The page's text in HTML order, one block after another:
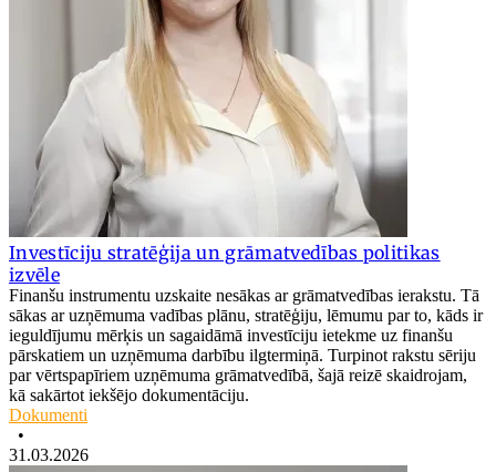
Investīciju stratēģija un grāmatvedības politikas
izvēle
Finanšu instrumentu uzskaite nesākas ar grāmatvedības ierakstu. Tā
sākas ar uzņēmuma vadības plānu, stratēģiju, lēmumu par to, kāds ir
ieguldījumu mērķis un sagaidāmā investīciju ietekme uz finanšu
pārskatiem un uzņēmuma darbību ilgtermiņā. Turpinot rakstu sēriju
par vērtspapīriem uzņēmuma grāmatvedībā, šajā reizē skaidrojam,
kā sakārtot iekšējo dokumentāciju.
Dokumenti
•
31.03.2026